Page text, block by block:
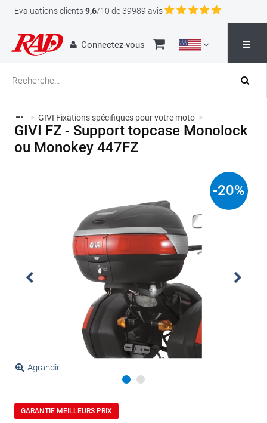
Evaluations clients9,6/10 de 39989 avis
Connectez-vous
> GIVI Fixations spécifiques pour votre moto >
GIVI FZ - Support topcase Monolock
ou Monokey 447FZ
Agrandir
-20%
GARANTIE MEILLEURS PRIX